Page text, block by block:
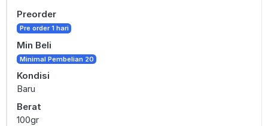
Preorder
Pre order 1 hari
Min Beli
Minimal Pembelian 20
Kondisi
Baru
Berat
100gr